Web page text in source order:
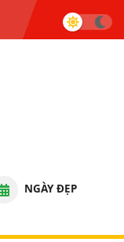
NGÀY ĐẸP